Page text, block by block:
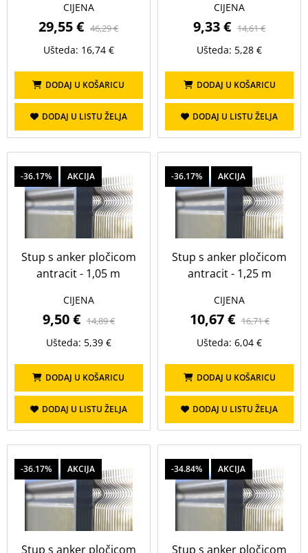
CIJENA
29,55 € 46,29 €
Ušteda: 16,74 €
DODAJ U KOŠARICU
DODAJ U LISTU ŽELJA
CIJENA
9,33 € 14,61 €
Ušteda: 5,28 €
DODAJ U KOŠARICU
DODAJ U LISTU ŽELJA
-36.17% AKCIJA
Stup s anker pločicom
antracit - 1,05 m
CIJENA
9,50 € 14,89 €
Ušteda: 5,39 €
DODAJ U KOŠARICU
DODAJ U LISTU ŽELJA
-36.17% AKCIJA
Stup s anker pločicom
antracit - 1,25 m
CIJENA
10,67 € 16,71 €
Ušteda: 6,04 €
DODAJ U KOŠARICU
DODAJ U LISTU ŽELJA
-36.17% AKCIJA
Stup s anker pločicom
-34.84% AKCIJA
Stup s anker pločicom